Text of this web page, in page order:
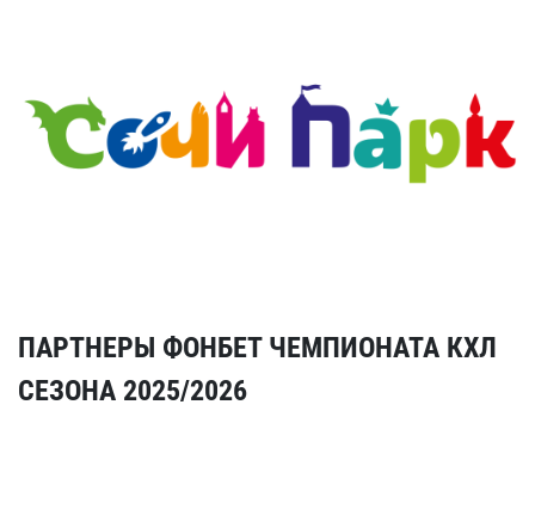
ПАРТНЕРЫ ФОНБЕТ ЧЕМПИОНАТА КХЛ
СЕЗОНА 2025/2026